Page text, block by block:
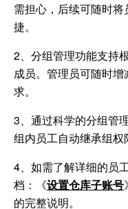
需担心，后续可随时
捷。
2、分组管理功能支持
成员。管理员可随时
求。
3、通过科学的分组管
组内员工自动继承组权
4、如需了解详细的员
档：《设置仓库子账号
的完整说明。